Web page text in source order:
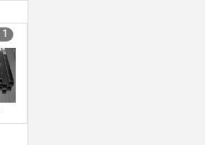
1 روز پیش